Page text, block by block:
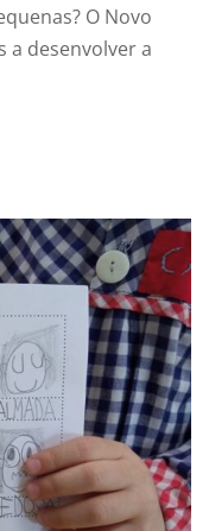
O Novo
a desenvolver a